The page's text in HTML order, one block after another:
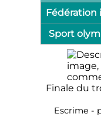
Fédération
Sport
Finale du
Escrime -